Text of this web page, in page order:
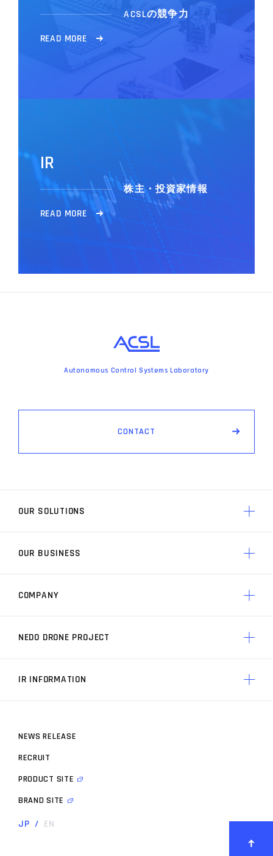
ACSLの競争力
READ MORE
IR
株主・投資家情報
READ MORE
Autonomous Control Systems Laboratory
CONTACT
OUR SOLUTIONS
AP3 制御技術の特徴
OUR BUSINESS
ACSLの実績
ACSLの技術力
COMPANY
ACSLのミッション
ACSLの歩み
NEDO DRONE PROJECT
開発事業者
お知らせ
ドローンスペック
IR INFORMATION
株主・投資家情報 トップ
IRニュース
IRライブラリ
決算短信
有価証券報告書
NEWS RELEASE
RECRUIT
PRODUCT SITE
BRAND SITE
JP / EN